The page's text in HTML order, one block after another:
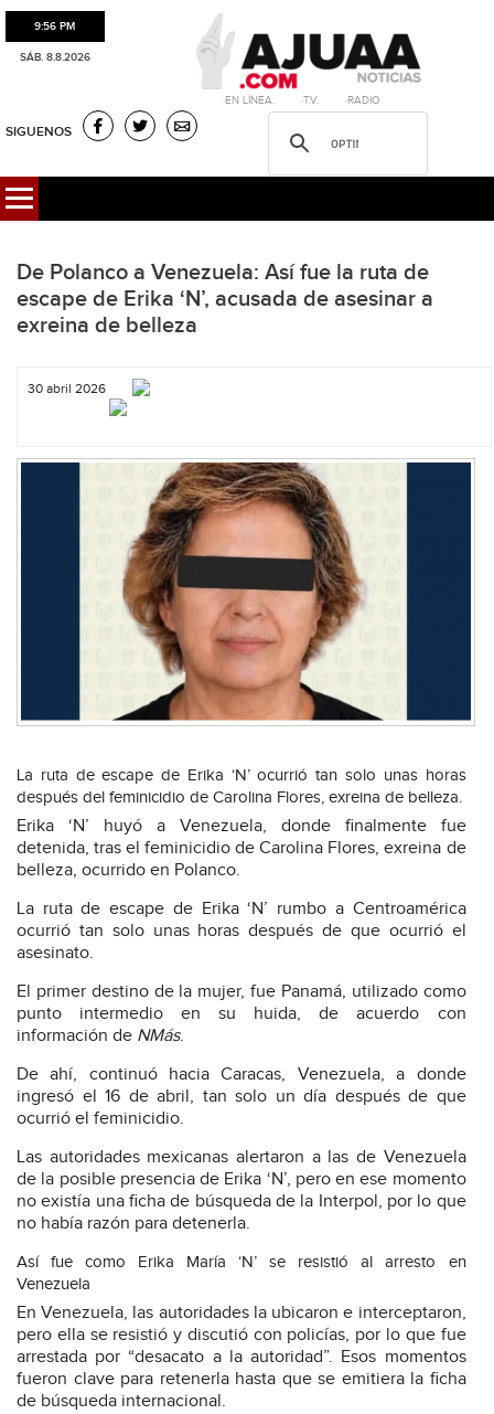
9:56 PM
SÁB. 8.8.2026
·EN LÍNEA. ·T.V. ·RADIO
SIGUENOS
De Polanco a Venezuela: Así fue la ruta de
escape de Erika ‘N’, acusada de asesinar a
exreina de belleza
30 abril 2026
La ruta de escape de Erika ‘N’ ocurrió tan solo unas horas
después del feminicidio de Carolina Flores, exreina de belleza.
Erika ‘N’ huyó a Venezuela, donde finalmente fue
detenida, tras el feminicidio de Carolina Flores, exreina de
belleza, ocurrido en Polanco.
La ruta de escape de Erika ‘N’ rumbo a Centroamérica
ocurrió tan solo unas horas después de que ocurrió el
asesinato.
El primer destino de la mujer, fue Panamá, utilizado como
punto intermedio en su huida, de acuerdo con
información de NMás.
De ahí, continuó hacia Caracas, Venezuela, a donde
ingresó el 16 de abril, tan solo un día después de que
ocurrió el feminicidio.
Las autoridades mexicanas alertaron a las de Venezuela
de la posible presencia de Erika ‘N’, pero en ese momento
no existía una ficha de búsqueda de la Interpol, por lo que
no había razón para detenerla.
Así fue como Erika María ‘N’ se resistió al arresto en
Venezuela
En Venezuela, las autoridades la ubicaron e interceptaron,
pero ella se resistió y discutió con policías, por lo que fue
arrestada por “desacato a la autoridad”. Esos momentos
fueron clave para retenerla hasta que se emitiera la ficha
de búsqueda internacional.